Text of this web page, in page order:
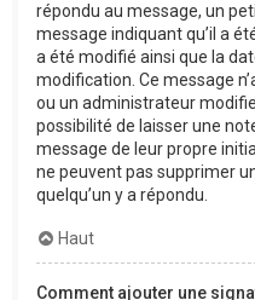
répondu au message, un
message indiquant qu’il a
a été modifié ainsi que la
modification. Ce message
ou un administrateur
possibilité de laisser une
message de leur propre
ne peuvent pas supprimer
quelqu’un y a répondu.
Haut
Comment ajouter une